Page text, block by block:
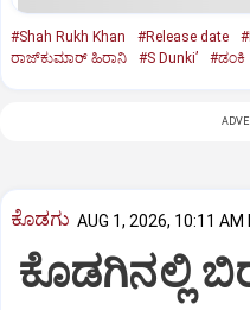
#Shah Rukh Khan #Release date
ರಾಜ್‌ಕುಮಾರ್‌ ಹಿರಾನಿ
#S Dunki’ #ಡಂಕಿ
ಕೊಡಗು AUG 1, 2026, 10:11 AM
ಕೊಡಗಿನಲ್ಲಿ